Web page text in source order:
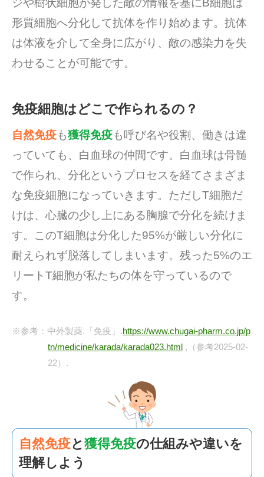
ジや樹状細胞が発した敵の情報を基にB細胞は
形質細胞へ分化して抗体を作り始めます。抗体
は体液を介して全身に広がり、敵の感染力を失
わせることが可能です。
免疫細胞はどこで作られるの？
自然免疫も獲得免疫も呼び名や役割、働きは違
っていても、白血球の仲間です。白血球は骨髄
で作られ、分化というプロセスを経てさまざま
な免疫細胞になっていきます。ただしT細胞だ
けは、心臓の少し上にある胸腺で分化を続けま
す。このT細胞は分化した95%が厳しい分化に
耐えられず脱落してしまいます。残った5%のエ
リートT細胞が私たちの体を守っているので
す。
※参考：中外製薬.「免疫」.https://www.chugai-pharm.co.jp/p
tn/medicine/karada/karada023.html,（参考2025-02-
22）.
自然免疫と獲得免疫の仕組みや違いを
理解しよう